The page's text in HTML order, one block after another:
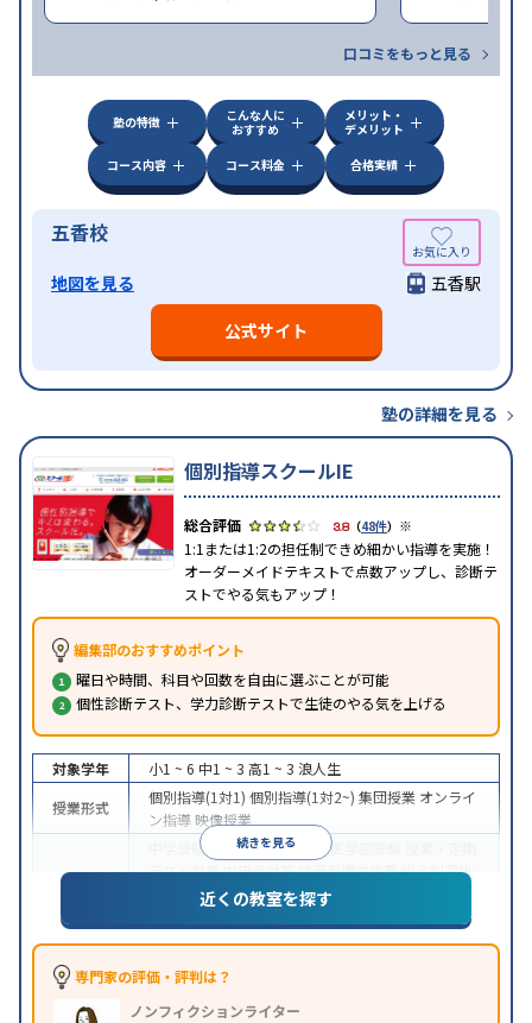
口コミをもっと見る
塾の特徴
こんな人に
おすすめ
メリット・
デメリット
コース内容
コース料金 合格実績
五香校
地図を見る
五香駅
公式サイト
塾の詳細を見る
個別指導スクールIE
3.8（48件） ※
1:1または1:2の担任制できめ細かい指導を実施！
オーダーメイドテキストで点数アップし、診断テ
ストでやる気もアップ！
編集部のおすすめポイント
曜日や時間、科目や回数を自由に選ぶことが可能
個性診断テスト、学力診断テストで生徒のやる気を上げる
続きを見る
対象学年 小1 ~ 6 中1 ~ 3 高1 ~ 3 浪人生
授業形式
個別指導(1対1) 個別指導(1対2~) 集団授業 オンライ
ン指導 映像授業
中学受験 高校受験大学受験 医学部受験
テスト対策内申点対策学習習慣の定着総合型選抜
(旧AO)対策 推薦入試対策学校別特化対策
中高一貫校生に対応
可能季節講習のみの受講可
近くの教室を探す
専門家の評価・評判は？
ノンフィクションライター